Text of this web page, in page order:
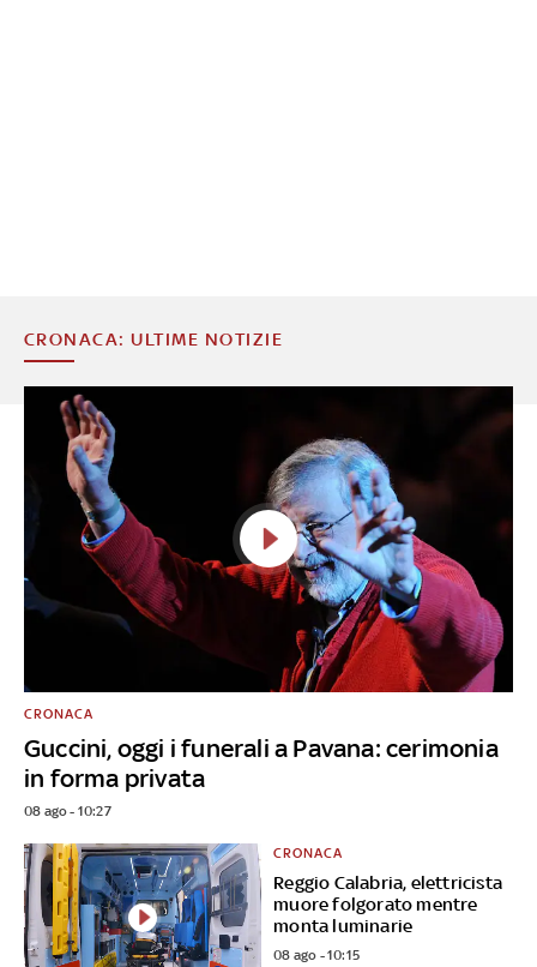
CRONACA: ULTIME NOTIZIE
Guccini, oggi i funerali a Pavana: cerimonia
in forma privata
CRONACA
08 ago - 10:27
Reggio Calabria, elettricista
muore folgorato mentre
monta luminarie
CRONACA
08 ago - 10:15